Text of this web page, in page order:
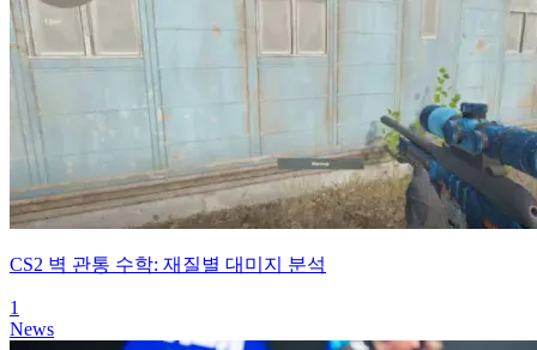
CS2 벽 관통 수학: 재질별 대미지 분석
1
News